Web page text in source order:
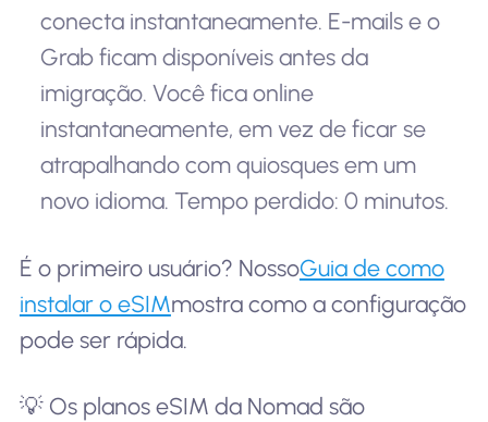
conecta instantaneamente. E-mails e o
Grab ficam disponíveis antes da
imigração. Você fica online
instantaneamente, em vez de ficar se
atrapalhando com quiosques em um
novo idioma. Tempo perdido: 0 minutos.
É o primeiro usuário? NossoGuia de como
instalar o eSIMmostra como a configuração
pode ser rápida.
💡 Os planos eSIM da Nomad são